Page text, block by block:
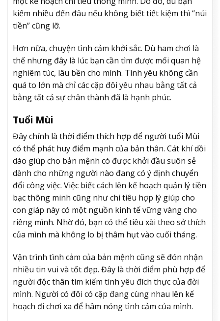
kiếm nhiều đến đâu nếu không biết tiết kiệm thì “núi
tiền” cũng lỡ.
Hơn nữa, chuyện tình cảm khởi sắc. Dù ham chơi là
thế nhưng đây là lúc bạn cần tìm được mối quan hệ
nghiêm túc, lâu bền cho mình. Tình yêu không cần
quá to lớn mà chỉ các cặp đôi yêu nhau bằng tất cả
bằng tất cả sự chân thành đã là hạnh phúc.
Tuổi Mùi
Đây chính là thời điểm thích hợp để người tuổi Mùi
có thể phát huy điểm mạnh của bản thân. Cát khí dồi
dào giúp cho bản mệnh có được khởi đầu suôn sẻ
dành cho những người nào đang có ý định chuyển
đổi công việc. Việc biết cách lên kế hoạch quản lý tiền
bạc thông minh cũng như chi tiêu hợp lý giúp cho
con giáp này có một nguồn kinh tế vững vàng cho
riêng mình. Nhờ đó, bạn có thể tiêu xài theo sở thích
của mình mà không lo bị thâm hụt vào cuối tháng.
Vận trình tình cảm của bản mệnh cũng sẽ đón nhận
nhiều tin vui và tốt đẹp. Đây là thời điểm phù hợp để
người độc thân tìm kiếm tình yêu đích thực của đời
mình. Người có đôi có cặp đang cùng nhau lên kế
hoạch đi chơi xa để hâm nóng tình cảm của mình.